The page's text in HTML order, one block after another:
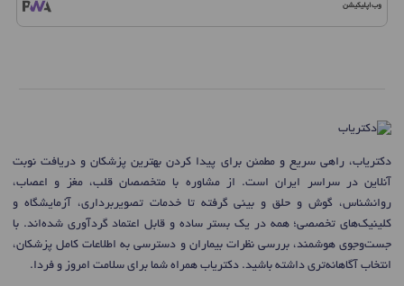
وب‌اپلیکیشن
دکتریاب، راهی سریع و مطمئن برای پیدا کردن بهترین پزشکان و دریافت نوبت
آنلاین در سراسر ایران است. از مشاوره با متخصصان قلب، مغز و اعصاب،
روانشناس، گوش و حلق و بینی گرفته تا خدمات تصویربرداری، آزمایشگاه و
کلینیک‌های تخصصی؛ همه در یک بستر ساده و قابل اعتماد گردآوری شده‌اند. با
جست‌وجوی هوشمند، بررسی نظرات بیماران و دسترسی به اطلاعات کامل پزشکان،
انتخاب آگاهانه‌تری داشته باشید. دکتریاب همراه شما برای سلامت امروز و فردا.